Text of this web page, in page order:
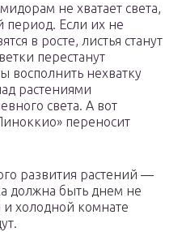
не хватает света,
период. Если их не
в росте, листья станут
перестанут
восполнить нехватку
растениями
света. А вот
переносит
развития растений —
должна быть днем не
холодной комнате